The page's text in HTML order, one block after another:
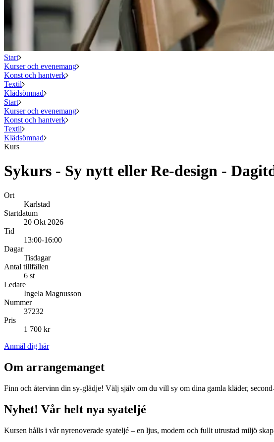
Start
Kurser och evenemang
Konst och hantverk
Textil
Klädsömnad
Start
Kurser och evenemang
Konst och hantverk
Textil
Klädsömnad
Kurs
Sykurs - Sy nytt eller Re-design -
Ort
Karlstad
Startdatum
20 Okt 2026
Tid
13:00-16:00
Dagar
Tisdagar
Antal tillfällen
6 st
Ledare
Ingela Magnusson
Nummer
37232
Pris
1 700 kr
Anmäl dig här
Om arrangemanget
Finn och återvinn din sy-glädje! Välj själv om du vill sy om dina gamla kläder,
Nyhet! Vår helt nya syateljé
Kursen hålls i vår nyrenoverade syateljé – en ljus, modern och fullt utrustad miljö